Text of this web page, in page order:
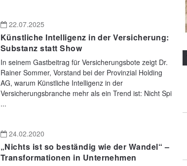
22.07.2025
Künstliche Intelligenz in der Versicherung:
Substanz statt Show
In seinem Gastbeitrag für Versicherungsbote zeigt Dr.
Rainer Sommer, Vorstand bei der Provinzial Holding
AG, warum Künstliche Intelligenz in der
Versicherungsbranche mehr als ein Trend ist: Nicht Spi
...
24.02.2020
„Nichts ist so beständig wie der Wandel“ –
Transformationen in Unternehmen